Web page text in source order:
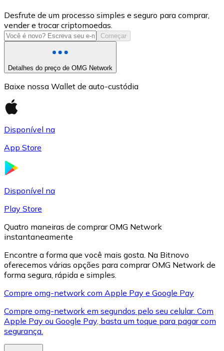
USD Coin
USDC
XRP
Desfrute de um processo simples e seguro para comprar,
vender e trocar criptomoedas.
Começar
Detalhes do preço de OMG Network
Baixe nossa Wallet de auto-custódia
Disponível na
App Store
Disponível na
Play Store
Quatro maneiras de comprar OMG Network
instantaneamente
Encontre a forma que você mais gosta. Na Bitnovo
oferecemos várias opções para comprar OMG Network de
forma segura, rápida e simples.
Compre omg-network com Apple Pay e Google Pay
Compre omg-network em segundos pelo seu celular. Com
Apple Pay ou Google Pay, basta um toque para pagar com
segurança.